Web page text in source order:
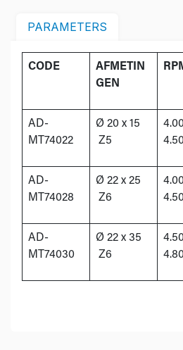
PARAMETERS
CODE
AFMETIN
GEN
AD-
MT74022
Ø 20 x 15
Z5
AD-
MT74028
Ø 22 x 25
Z6
AD-
MT74030
Ø 22 x 35
Z6